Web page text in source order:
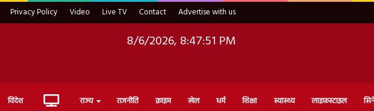
Privacy Policy Video Live TV Contact Advertise with us
8/6/2026, 8:47:52 PM
विदेश Live राज्य राजनीति क्राइम खेल धर्म शिक्षा स्वास्थ्य लाइफ़स्टाइल